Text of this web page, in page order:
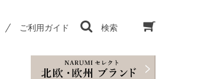
ご利用ガイド 検索